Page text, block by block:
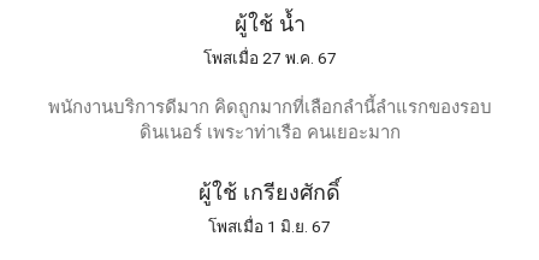
ผู้ใช้ น้ำ
โพสเมื่อ 27 พ.ค. 67
พนักงานบริการดีมาก คิดถูกมากที่เลือกลำนี้ลำแรกของรอบ
ดินเนอร์ เพระาท่าเรือ คนเยอะมาก
ผู้ใช้ เกรียงศักดิ์
โพสเมื่อ 1 มิ.ย. 67